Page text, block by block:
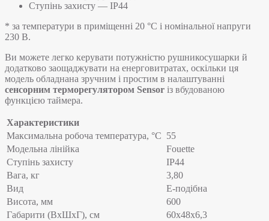
Ступінь захисту — IP44
* за температури в приміщенні 20 °С і номінальної напруги
230 В.
Ви можете легко керувати потужністю рушникосушарки й
додатково заощаджувати на енерговитратах, оскільки ця
модель обладнана зручним і простим в налаштуванні
сенсорним терморегулятором Sensor із вбудованою
функцією таймера.
Характеристики
Максимальна робоча температура, °C 55
Модельна лінійка
Fouette
Ступінь захисту
IP44
Вага, кг
3,80
Вид
E-подібна
Висота, мм
600
Габарити (ВхШхГ), см
60x48x6,3